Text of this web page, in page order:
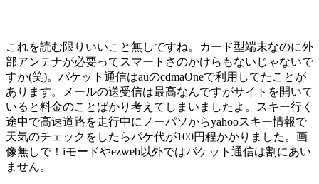
これを読む限りいいこと無しですね。カード型端末なのに外
部アンテナが必要ってスマートさのかけらもないじゃないで
すか(笑)。パケット通信はauのcdmaOneで利用してたことが
あります。メールの送受信は最高なんですがサイトを開いて
いると料金のことばかり考えてしまいましたよ。スキー行く
途中で高速道路を走行中にノーパソからyahooスキー情報で
天気のチェックをしたらパケ代が100円程かかりました。画
像無しで！iモードやezweb以外ではパケット通信は割にあい
ません。